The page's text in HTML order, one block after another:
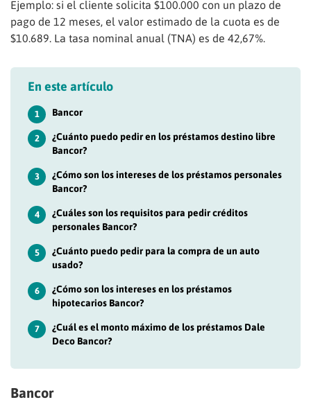
Ejemplo: si el cliente solicita $100.000 con un plazo de
pago de 12 meses, el valor estimado de la cuota es de
$10.689. La tasa nominal anual (TNA) es de 42,67%.
En este artículo
1 Bancor
2
¿Cuánto puedo pedir en los préstamos destino libre
Bancor?
3
¿Cómo son los intereses de los préstamos personales
Bancor?
4
¿Cuáles son los requisitos para pedir créditos
personales Bancor?
5
¿Cuánto puedo pedir para la compra de un auto
usado?
6
¿Cómo son los intereses en los préstamos
hipotecarios Bancor?
7
¿Cuál es el monto máximo de los préstamos Dale
Deco Bancor?
Bancor